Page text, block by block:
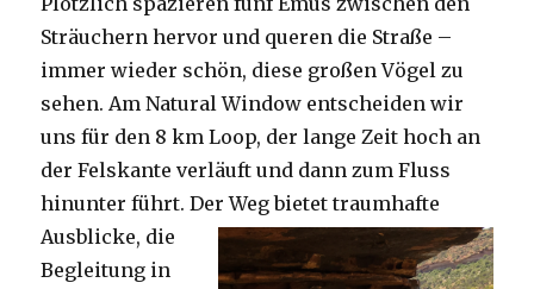
Sträuchern hervor und queren die Straße –
immer wieder schön, diese großen Vögel zu
sehen. Am Natural Window entscheiden wir
uns für den 8 km Loop, der lange Zeit hoch an
der Felskante verläuft und dann zum Fluss
hinunter führt. Der Weg bietet traumhafte
Ausblicke, die
Begleitung in